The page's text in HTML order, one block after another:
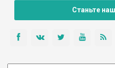
Станьте